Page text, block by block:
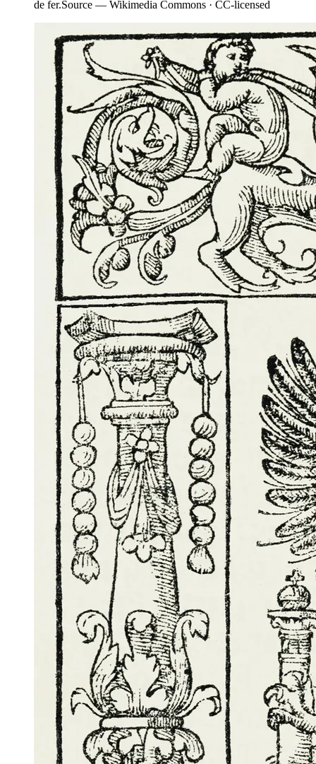
de fer.Source — Wikimedia Commons · CC-licensed